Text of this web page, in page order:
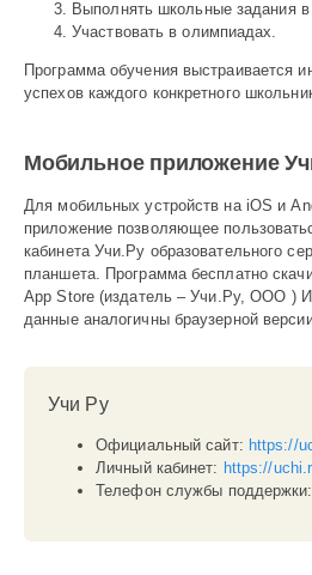
Выполнять школьные задания
Участвовать в олимпиадах.
Программа обучения выстраивается
успехов каждого конкретного
Мобильное приложение
Для мобильных устройств на iOS и
приложение позволяющее
кабинета Учи.Ру образовательного
планшета. Программа бесплатно
App Store (издатель – Учи.Ру, ООО )
данные аналогичны браузерной
Учи Ру
Официальный сайт: https://
Личный кабинет: https://
Телефон службы поддержки: